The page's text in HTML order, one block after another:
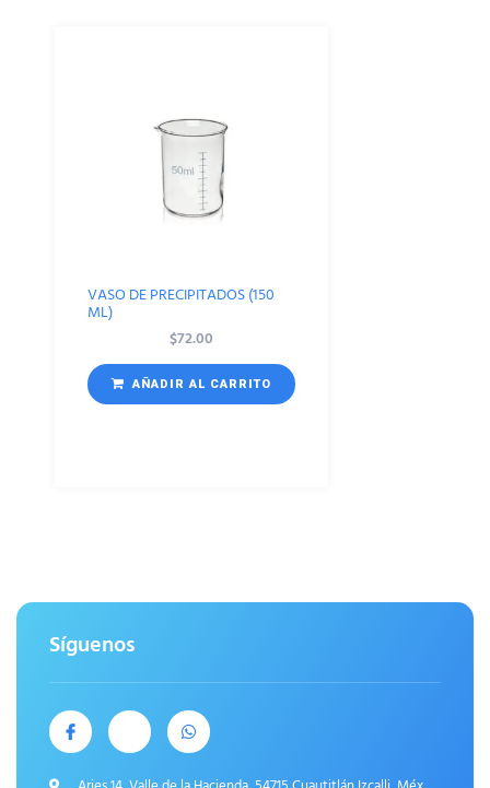
VASO DE PRECIPITADOS (150
ML)
$72.00
AÑADIR AL CARRITO
Síguenos